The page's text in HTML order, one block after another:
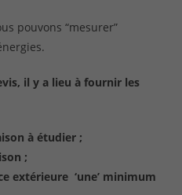
pouvons “mesurer”
il y a lieu à fournir les
à étudier ;
;
extérieure ‘une’ minimum